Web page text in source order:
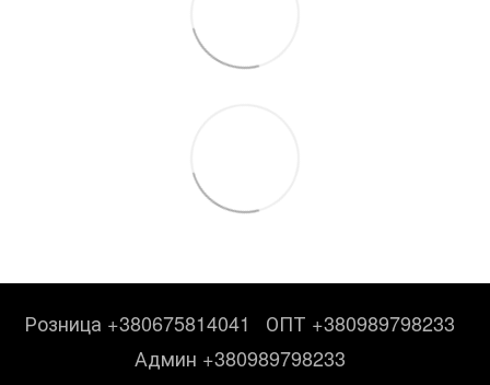
Розница +380675814041
ОПТ +380989798233
Админ +380989798233